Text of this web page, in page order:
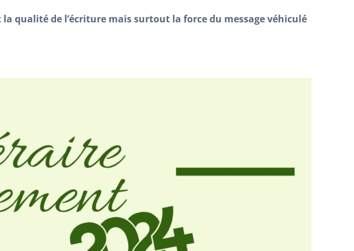
qualité de l’écriture mais surtout la force du message véhiculé